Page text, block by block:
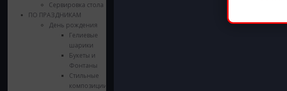
Сервировка стола
ПО ПРАЗДНИКАМ
День рождения
Гелиевые
шарики
Букеты и
Фонтаны
Стильные
композиции